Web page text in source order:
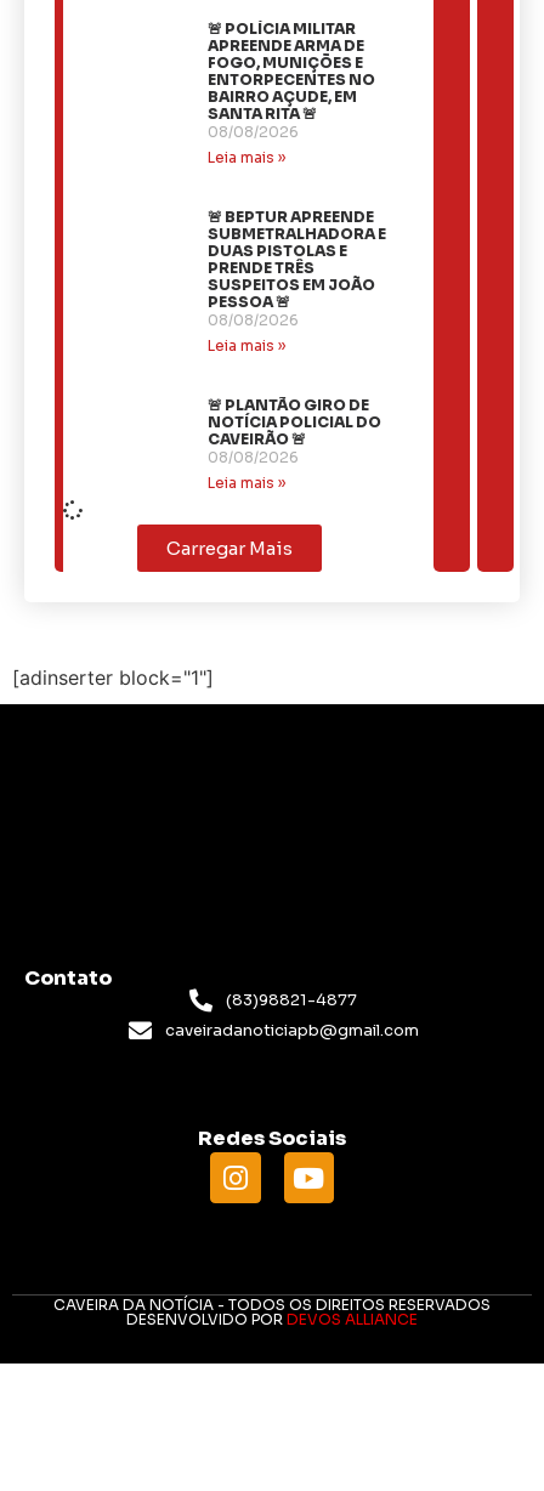
🚨 POLÍCIA MILITAR
APREENDE ARMA DE
FOGO, MUNIÇÕES E
ENTORPECENTES NO
BAIRRO AÇUDE, EM
SANTA RITA 🚨
08/08/2026
Leia mais »
🚨 BEPTUR APREENDE
SUBMETRALHADORA E
DUAS PISTOLAS E
PRENDE TRÊS
SUSPEITOS EM JOÃO
PESSOA 🚨
08/08/2026
Leia mais »
🚨 PLANTÃO GIRO DE
NOTÍCIA POLICIAL DO
CAVEIRÃO 🚨
08/08/2026
Leia mais »
Carregar Mais
[adinserter block="1"]
Contato
(83)98821-4877
caveiradanoticiapb@gmail.com
Redes Sociais
CAVEIRA DA NOTÍCIA - TODOS OS DIREITOS RESERVADOS
DESENVOLVIDO POR DEVOS ALLIANCE